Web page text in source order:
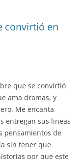
convirtió en
que se convirtió
ama dramas, y
Me encanta
entregan sus lineas
pensamientos de
sin tener que
por que este